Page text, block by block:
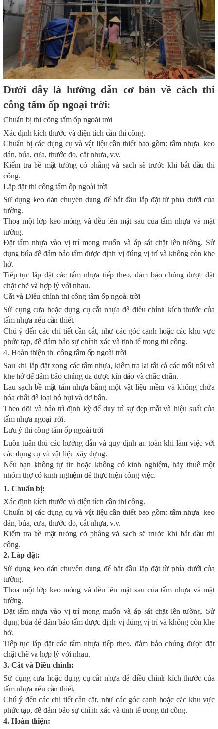
Dưới đây là hướng dẫn cơ bản về cách thi
công tấm ốp ngoại trời:
Chuẩn bị thi công tấm ốp ngoài trời
Xác định kích thước và diện tích cần thi công.
Chuẩn bị các dụng cụ và vật liệu cần thiết bao gồm: tấm nhựa, keo
dán, búa, cưa, thước đo, cắt nhựa, v.v.
Kiểm tra bề mặt tường có phẳng và sạch sẽ trước khi bắt đầu thi
công.
Lắp đặt thi công tấm ốp ngoài trời
Sử dụng keo dán chuyên dụng để bắt đầu lắp đặt từ phía dưới của
tường.
Thoa một lớp keo mỏng và đều lên mặt sau của tấm nhựa và mặt
tường.
Đặt tấm nhựa vào vị trí mong muốn và áp sát chặt lên tường. Sử
dụng búa để đảm bảo tấm được định vị đúng vị trí và không còn khe
hở.
Tiếp tục lắp đặt các tấm nhựa tiếp theo, đảm bảo chúng được đặt
chặt chẽ và hợp lý với nhau.
Cắt và Điều chỉnh thi công tấm ốp ngoài trời
Sử dụng cưa hoặc dụng cụ cắt nhựa để điều chỉnh kích thước của
tấm nhựa nếu cần thiết.
Chú ý đến các chi tiết cần cắt, như các góc cạnh hoặc các khu vực
phức tạp, để đảm bảo sự chính xác và tinh tế trong thi công.
4. Hoàn thiện thi công tấm ốp ngoài trời
Sau khi lắp đặt xong các tấm nhựa, kiểm tra lại tất cả các mối nối và
khe hở để đảm bảo chúng đã được kín đáo và chắc chắn.
Lau sạch bề mặt tấm nhựa bằng một vật liệu mềm và không chứa
hóa chất để loại bỏ bụi và dơ bẩn.
Theo dõi và bảo trì định kỳ để duy trì sự đẹp mắt và hiệu suất của
tấm nhựa ngoại trời.
Lưu ý thi công tấm ốp ngoài trời
Luôn tuân thủ các hướng dẫn và quy định an toàn khi làm việc với
các dụng cụ và vật liệu xây dựng.
Nếu bạn không tự tin hoặc không có kinh nghiệm, hãy thuê một
nhóm thợ có kinh nghiệm để thực hiện công việc.
1. Chuẩn bị:
Xác định kích thước và diện tích cần thi công.
Chuẩn bị các dụng cụ và vật liệu cần thiết bao gồm: tấm nhựa, keo
dán, búa, cưa, thước đo, cắt nhựa, v.v.
Kiểm tra bề mặt tường có phẳng và sạch sẽ trước khi bắt đầu thi
công.
2. Lắp đặt:
Sử dụng keo dán chuyên dụng để bắt đầu lắp đặt từ phía dưới của
tường.
Thoa một lớp keo mỏng và đều lên mặt sau của tấm nhựa và mặt
tường.
Đặt tấm nhựa vào vị trí mong muốn và áp sát chặt lên tường. Sử
dụng búa để đảm bảo tấm được định vị đúng vị trí và không còn khe
hở.
Tiếp tục lắp đặt các tấm nhựa tiếp theo, đảm bảo chúng được đặt
chặt chẽ và hợp lý với nhau.
3. Cắt và Điều chỉnh:
Sử dụng cưa hoặc dụng cụ cắt nhựa để điều chỉnh kích thước của
tấm nhựa nếu cần thiết.
Chú ý đến các chi tiết cần cắt, như các góc cạnh hoặc các khu vực
phức tạp, để đảm bảo sự chính xác và tinh tế trong thi công.
4. Hoàn thiện: